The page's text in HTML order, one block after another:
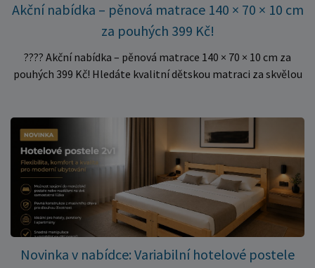
Akční nabídka – pěnová matrace 140 × 70 × 10 cm
za pouhých 399 Kč!
???? Akční nabídka – pěnová matrace 140 × 70 × 10 cm za
pouhých 399 Kč! Hledáte kvalitní dětskou matraci za skvělou
✅ Pohodlné pěnové jádro pro komfortní spánek dítěte ✅
Skvělá volba do dětských postýlek ✅ Výjimečně výhodná cena
– jen 399 Kč Využijte této mimořádné nabídky a pořiďte
kvalitní matraci za cenu, která patří k nejvýhodnějším na
trhu. Akce platí pouze do vyprodání zásob. Nakupujte chytře a
ušetřete!
Novinka v nabídce: Variabilní hotelové postele